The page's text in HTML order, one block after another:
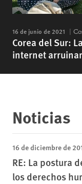
16 de junio de 2021
Corea del Sur:
internet
Noticias
16 de diciembre de
RE: La postura
los derechos